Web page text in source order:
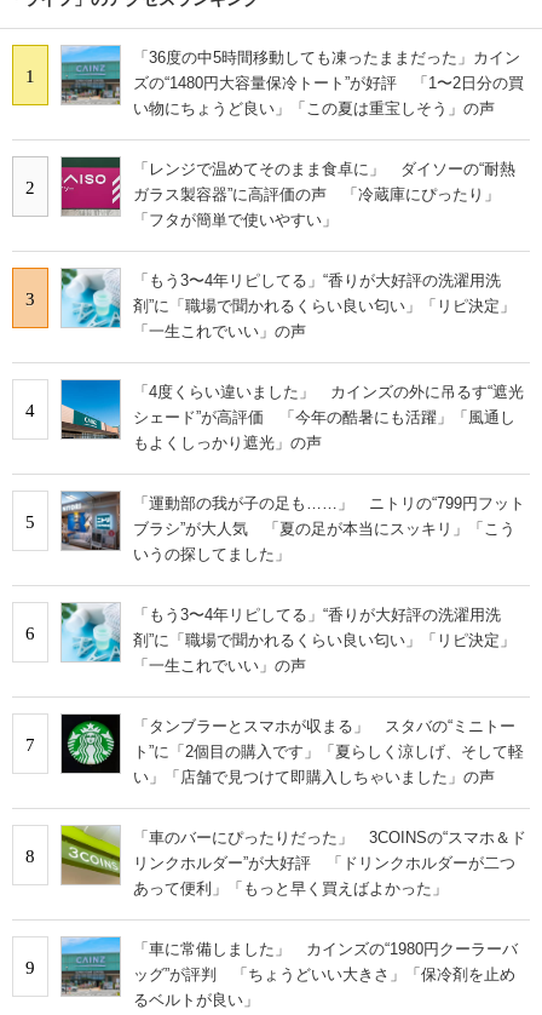
1
「36度の中5時間移動しても凍ったままだった」カイン
ズの“1480円大容量保冷トート”が好評 「1〜2日分の買
い物にちょうど良い」「この夏は重宝しそう」の声
2
「レンジで温めてそのまま食卓に」 ダイソーの“耐熱
ガラス製容器”に高評価の声 「冷蔵庫にぴったり」
「フタが簡単で使いやすい」
3
「もう3〜4年リピしてる」“香りが大好評の洗濯用洗
剤”に「職場で聞かれるくらい良い匂い」「リピ決定」
「一生これでいい」の声
4
「4度くらい違いました」 カインズの外に吊るす“遮光
シェード”が高評価 「今年の酷暑にも活躍」「風通し
もよくしっかり遮光」の声
5
「運動部の我が子の足も……」 ニトリの“799円フット
ブラシ”が大人気 「夏の足が本当にスッキリ」「こう
いうの探してました」
6
「もう3〜4年リピしてる」“香りが大好評の洗濯用洗
剤”に「職場で聞かれるくらい良い匂い」「リピ決定」
「一生これでいい」の声
7
「タンブラーとスマホが収まる」 スタバの“ミニトー
ト”に「2個目の購入です」「夏らしく涼しげ、そして軽
い」「店舗で見つけて即購入しちゃいました」の声
8
「車のバーにぴったりだった」 3COINSの“スマホ＆ド
リンクホルダー”が大好評 「ドリンクホルダーが二つ
あって便利」「もっと早く買えばよかった」
9
「車に常備しました」 カインズの“1980円クーラーバ
ッグ”が評判 「ちょうどいい大きさ」「保冷剤を止め
るベルトが良い」